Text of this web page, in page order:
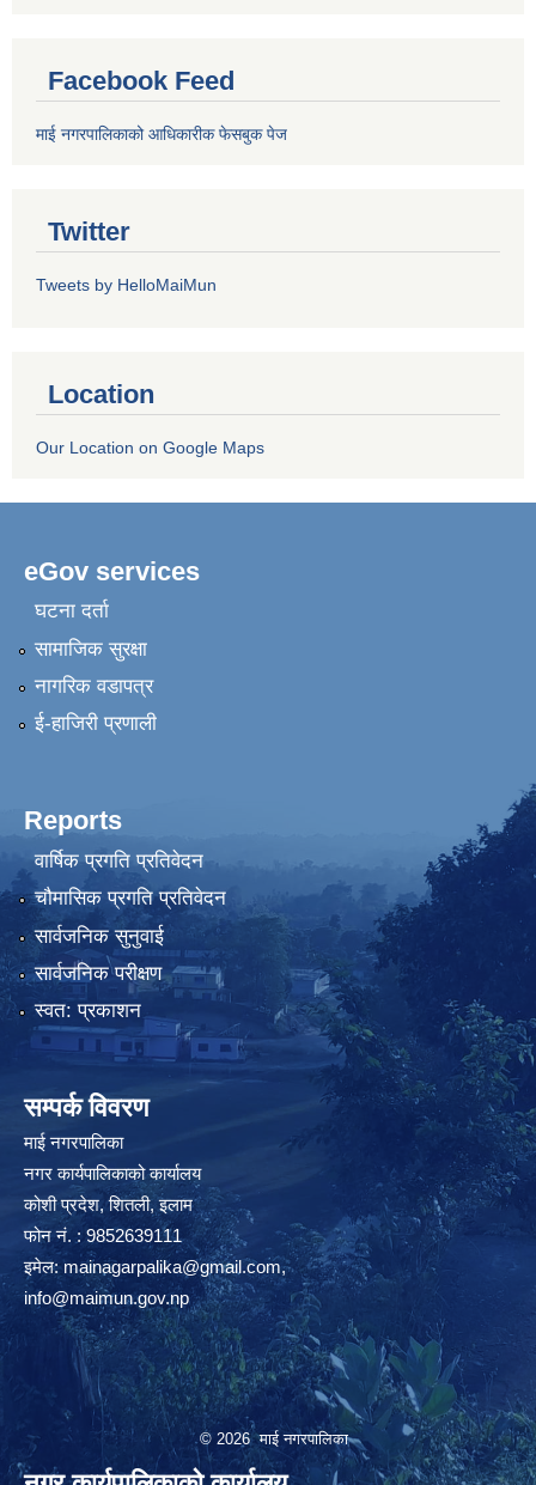
Facebook Feed
माई नगरपालिकाको आधिकारीक फेसबुक पेज
Twitter
Tweets by HelloMaiMun
Location
Our Location on Google Maps
eGov services
घटना दर्ता
सामाजिक सुरक्षा
नागरिक वडापत्र
ई-हाजिरी प्रणाली
Reports
वार्षिक प्रगति प्रतिवेदन
चौमासिक प्रगति प्रतिवेदन
सार्वजनिक सुनुवाई
सार्वजनिक परीक्षण
स्वत: प्रकाशन
सम्पर्क विवरण
माई नगरपालिका
नगर कार्यपालिकाको कार्यालय
कोशी प्रदेश, शितली, इलाम
फोन नं. : 9852639111
इमेल:mainagarpalika@gmail.com,
info@maimun.gov.np
© 2026 माई नगरपालिका